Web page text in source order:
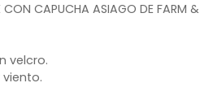
CAPUCHA ASIAGO DE FARM &
velcro.